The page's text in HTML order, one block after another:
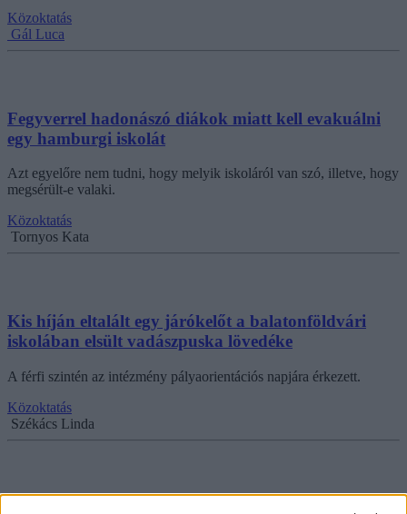
Közoktatás
Gál Luca
Fegyverrel hadonászó diákok miatt kell evakuálni
egy hamburgi iskolát
Azt egyelőre nem tudni, hogy melyik iskoláról van szó, illetve, hogy
megsérült-e valaki.
Közoktatás
Tornyos Kata
Kis híján eltalált egy járókelőt a balatonföldvári
iskolában elsült vadászpuska lövedéke
A férfi szintén az intézmény pályaorientációs napjára érkezett.
Közoktatás
Székács Linda